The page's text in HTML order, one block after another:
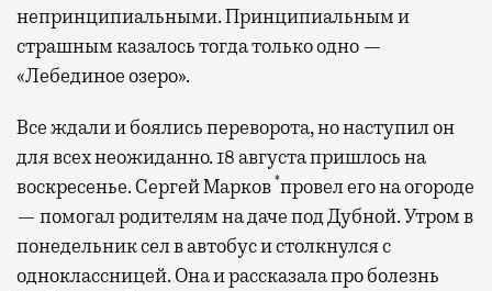
непринципиальными. Принципиальным и
страшным казалось тогда только одно —
«Лебединое озеро».
Все ждали и боялись переворота, но наступил он
для всех неожиданно. 18 августа пришлось на
воскресенье. Сергей Марков*провел его на огороде
— помогал родителям на даче под Дубной. Утром в
понедельник сел в автобус и столкнулся с
одноклассницей. Она и рассказала про болезнь